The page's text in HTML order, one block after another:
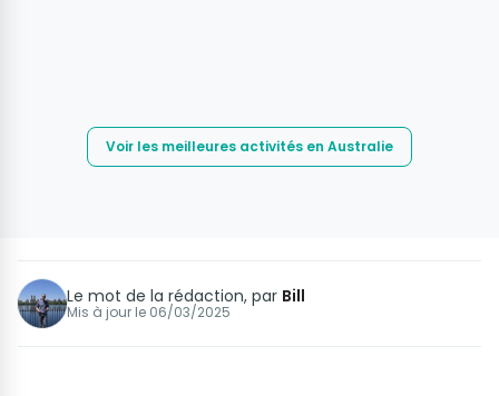
Voir les meilleures activités en Australie
Le mot de la rédaction, par Bill
Mis à jour le 06/03/2025